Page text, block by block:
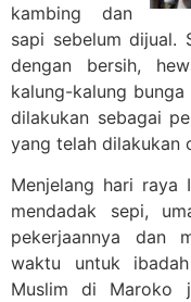
kambing dan
sapi sebelum dijual.
dengan bersih,
kalung-kalung
dilakukan sebagai
yang telah dilakukan
Menjelang hari
mendadak sepi,
pekerjaannya dan
waktu untuk
Muslim di Maroko